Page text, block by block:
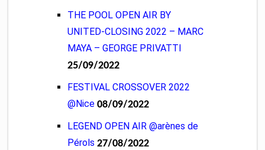
THE POOL OPEN AIR BY
UNITED-CLOSING 2022 – MARC
MAYA – GEORGE PRIVATTI
25/09/2022
FESTIVAL CROSSOVER 2022
@Nice 08/09/2022
LEGEND OPEN AIR @arènes de
Pérols 27/08/2022